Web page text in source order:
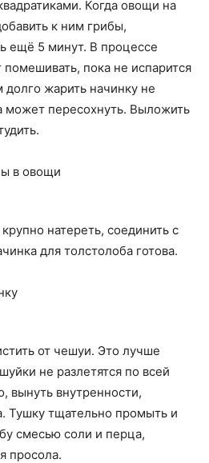
Когда овощи на
к ним грибы,
ещё 5 минут. В процессе
пока не испарится
жарить начинку не
может пересохнуть. Выложить
натереть, соединить с
для толстолоба готова.
от чешуи. Это лучше
не разлетятся по всей
вынуть внутренности,
Тушку тщательно промыть и
смесью соли и перца,
просола.